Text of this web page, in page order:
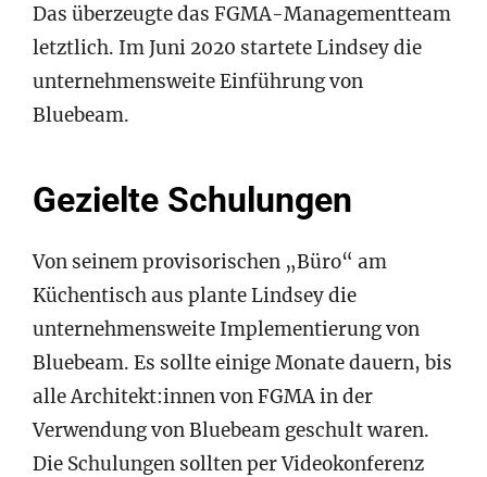
Das überzeugte das FGMA-Managementteam
letztlich. Im Juni 2020 startete Lindsey die
unternehmensweite Einführung von
Bluebeam.
Gezielte Schulungen
Von seinem provisorischen „Büro“ am
Küchentisch aus plante Lindsey die
unternehmensweite Implementierung von
Bluebeam. Es sollte einige Monate dauern, bis
alle Architekt:innen von FGMA in der
Verwendung von Bluebeam geschult waren.
Die Schulungen sollten per Videokonferenz